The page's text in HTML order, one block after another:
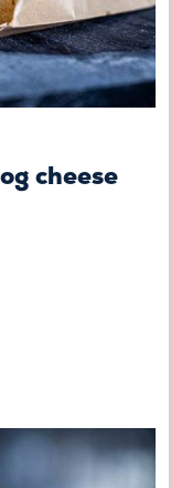
cheese